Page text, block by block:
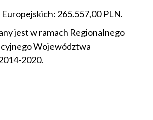
265.557,00 PLN.
jest w ramach Regionalnego
Województwa
2020.